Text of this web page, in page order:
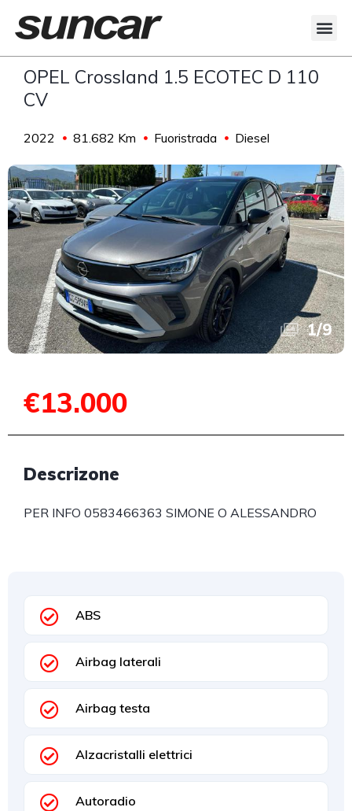
OPEL Crossland 1.5 ECOTEC D 110
CV
2022 81.682 Km Fuoristrada Diesel
1/9
€13.000
Descrizone
PER INFO 0583466363 SIMONE O ALESSANDRO
ABS
Airbag laterali
Airbag testa
Alzacristalli elettrici
Autoradio